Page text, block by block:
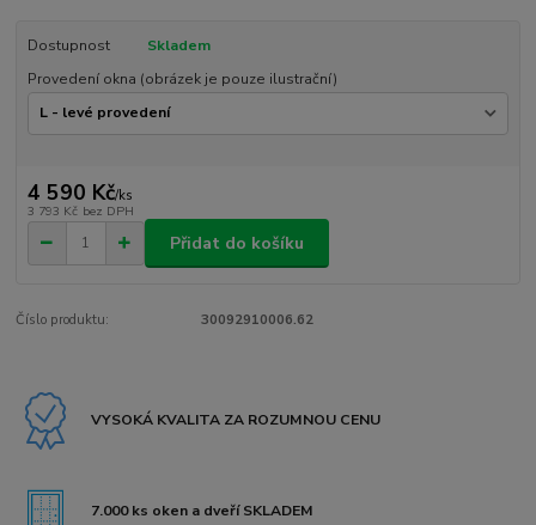
Dostupnost
Skladem
Provedení okna (obrázek je pouze ilustrační)
4 590 Kč/ks
3 793 Kč bez DPH
Přidat do košíku
Číslo produktu: 30092910006.62
VYSOKÁ KVALITA ZA ROZUMNOU CENU
7.000 ks oken a dveří SKLADEM